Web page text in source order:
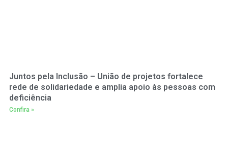
Juntos pela Inclusão – União de projetos fortalece
rede de solidariedade e amplia apoio às pessoas com
deficiência
Confira »